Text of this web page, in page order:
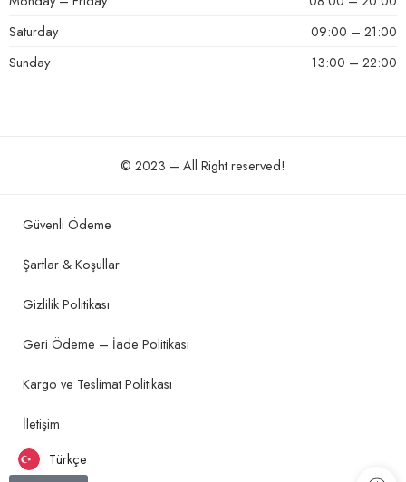
Saturday
09:00 – 21:00
Sunday
13:00 – 22:00
© 2023 – All Right reserved!
Güvenli Ödeme
Şartlar & Koşullar
Gizlilik Politikası
Geri Ödeme – İade Politikası
Kargo ve Teslimat Politikası
İletişim
Türkçe